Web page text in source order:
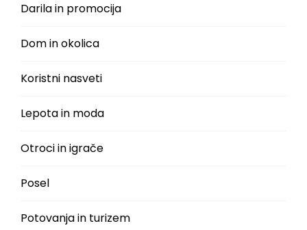
Darila in promocija
Dom in okolica
Koristni nasveti
Lepota in moda
Otroci in igrače
Posel
Potovanja in turizem